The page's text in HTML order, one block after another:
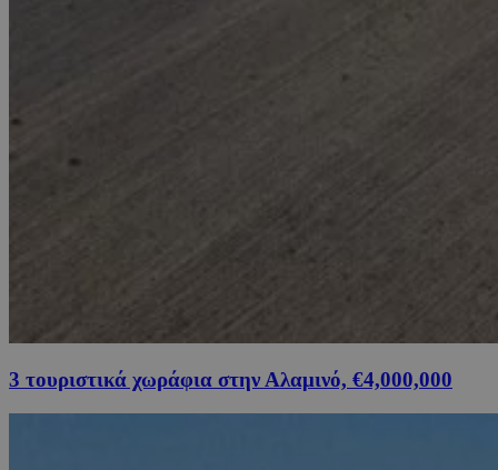
3 τουριστικά χωράφια στην Αλαμινό, €4,000,000